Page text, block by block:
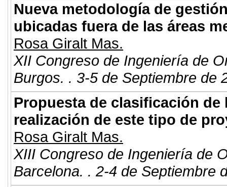
Nueva metodología de
ubicadas fuera de las áreas
Rosa Giralt Mas.
XII Congreso de Ingeniería de
Burgos. . 3-5 de Septiembre de
Propuesta de clasificación
realización de este tipo de
Rosa Giralt Mas.
XIII Congreso de Ingeniería de
Barcelona. . 2-4 de Septiembre